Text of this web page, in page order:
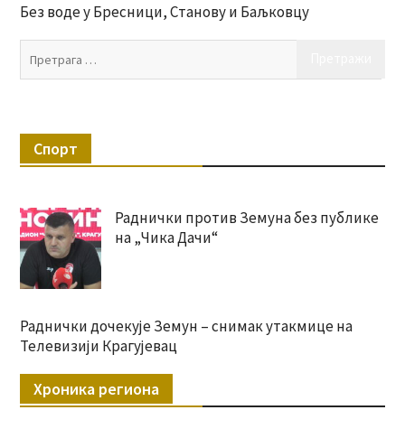
Без воде у Бресници, Станову и Баљковцу
Спорт
Раднички против Земуна без публике
на „Чика Дачи“
Раднички дочекује Земун – снимак утакмице на
Телевизији Крагујевац
Хроника региона